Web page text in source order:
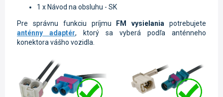
1 x Návod na obsluhu - SK
Pre správnu funkciu príjmu FM vysielania potrebujete
anténny adaptér, ktorý sa vyberá podľa anténneho
konektora vášho vozidla.